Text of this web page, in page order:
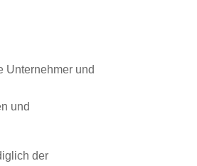
Unternehmer und
und
der